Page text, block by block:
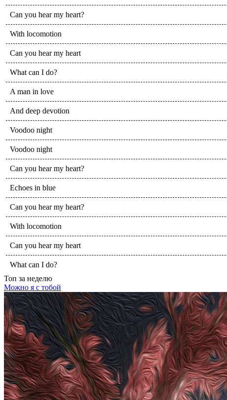
Can you hear my heart?
With locomotion
Can you hear my heart
What can I do?
A man in love
And deep devotion
Voodoo night
Voodoo night
Can you hear my heart?
Echoes in blue
Can you hear my heart?
With locomotion
Can you hear my heart
What can I do?
Топ за неделю
Можно я с тобой